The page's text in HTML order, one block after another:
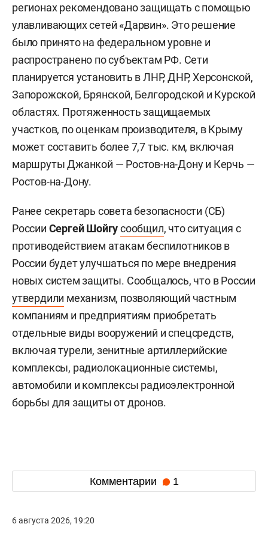
регионах рекомендовано защищать с помощью
улавливающих сетей «Дарвин». Это решение
было принято на федеральном уровне и
распространено по субъектам РФ. Сети
планируется установить в ЛНР, ДНР, Херсонской,
Запорожской, Брянской, Белгородской и Курской
областях. Протяженность защищаемых
участков, по оценкам производителя, в Крыму
может составить более 7,7 тыс. км, включая
маршруты Джанкой — Ростов-на-Дону и Керчь —
Ростов-на-Дону.
Ранее секретарь совета безопасности (СБ)
России Сергей Шойгусообщил, что ситуация с
противодействием атакам беспилотников в
России будет улучшаться по мере внедрения
новых систем защиты. Сообщалось, что в России
утвердили механизм, позволяющий частным
компаниям и предприятиям приобретать
отдельные виды вооружений и спецсредств,
включая турели, зенитные артиллерийские
комплексы, радиолокационные системы,
автомобили и комплексы радиоэлектронной
борьбы для защиты от дронов.
Комментарии 1
6 августа 2026, 19:20